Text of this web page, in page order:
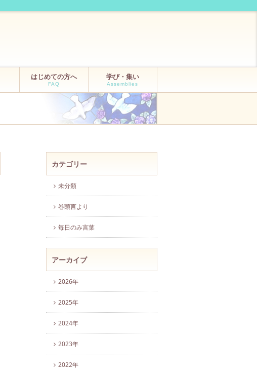
はじめての方へ
FAQ
学び・集い
Assemblies
カテゴリー
未分類
巻頭言より
毎日のみ言葉
アーカイブ
2026年
2025年
2024年
2023年
2022年